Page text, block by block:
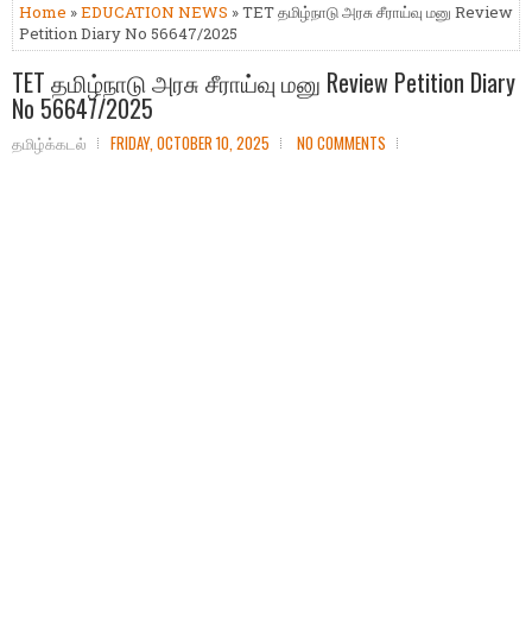
Home »EDUCATION NEWS » TET தமிழ்நாடு அரசு சீராய்வு மனு Review
Petition Diary No 56647/2025
TET தமிழ்நாடு அரசு சீராய்வு மனு Review Petition Diary
No 56647/2025
தமிழ்க்கடல் FRIDAY, OCTOBER 10, 2025 NO COMMENTS